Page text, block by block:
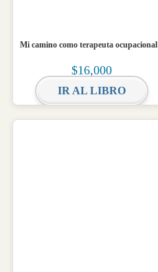
Mi camino como terapeuta ocupacional
$16,000
IR AL LIBRO